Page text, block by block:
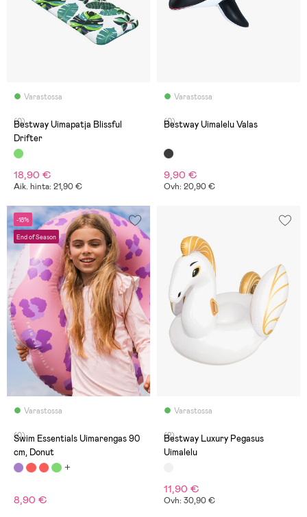
Varastossa
(0)
Bestway Uimapatja Blissful
Drifter
18,90 €
Aik. hinta: 21,90 €
Varastossa
(0)
Bestway Uimalelu Valas
9,90 €
Ovh: 20,90 €
-18%
End of Season
Varastossa
(0)
Swim Essentials Uimarengas 90
cm, Donut
8,90 €
Varastossa
(2)
Bestway Luxury Pegasus
Uimalelu
11,90 €
Ovh: 30,90 €